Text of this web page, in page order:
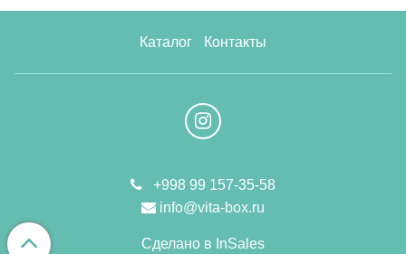
Каталог Контакты
+998 99 157-35-58
info@vita-box.ru
Сделано в InSales